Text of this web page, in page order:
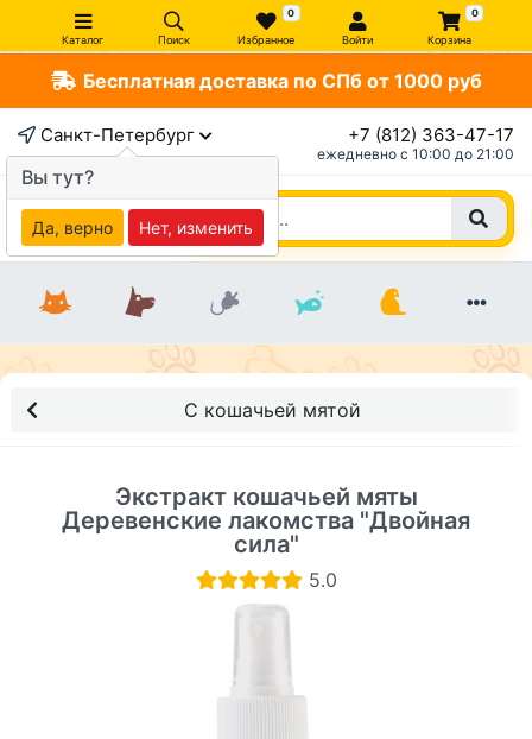
Каталог Поиск
0
Избранное Войти
0
Корзина
Бесплатная доставка по СПб от 1000 руб
Санкт-Петербург +7 (812) 363-47-17
ежедневно c 10:00 до 21:00
С кошачьей мятой
Экстракт кошачьей мяты
Деревенские лакомства "Двойная
сила"
5.0
Вы тут?
Да, верно Нет, изменить